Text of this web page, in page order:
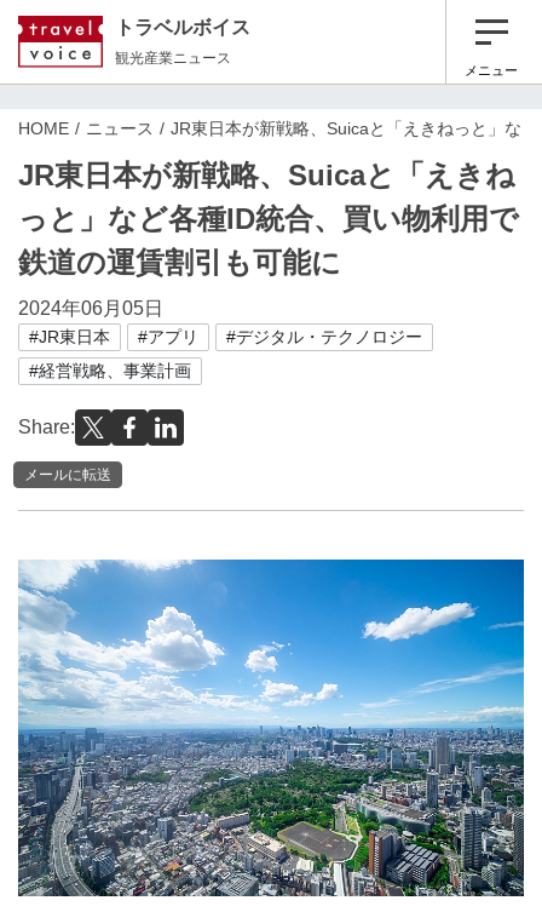
トラベルボイス
観光産業ニュース
メニュー
HOME ニュース JR東日本が新戦略、Suicaと「えきねっと」な
JR東日本が新戦略、Suicaと「えきね
っと」など各種ID統合、買い物利用で
鉄道の運賃割引も可能に
2024年06月05日
#JR東日本 #アプリ
#デジタル・テクノロジー
#経営戦略、事業計画
Share:
メールに転送